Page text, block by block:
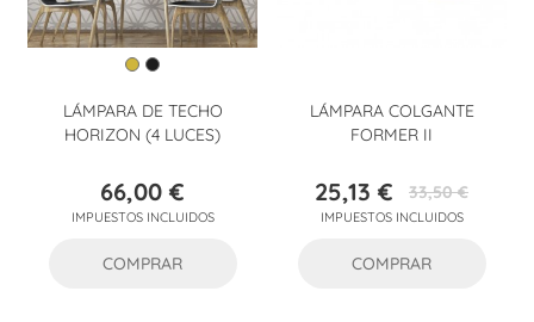
LÁMPARA DE TECHO
HORIZON (4 LUCES)
Precio
66,00 €
IMPUESTOS INCLUIDOS
COMPRAR
LÁMPARA COLGANTE
FORMER II
Precio
25,13 €Precio
base
33,50 €
IMPUESTOS INCLUIDOS
COMPRAR